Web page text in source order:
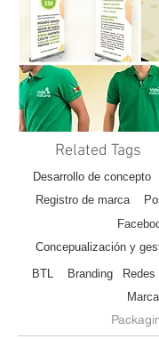
Related Tags
Desarrollo de concepto
Registro de marca
Concepualización y
BTL
Branding
Marca